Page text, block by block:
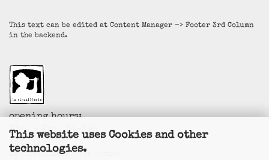
This website uses Cookies and other
technologies.
This text can be edited at Content Manager -> Footer 3rd Column
in the backend.
opening hours:
Thu. + Fri. 14-19h
Sat. 11-14h
La Vincaillerie - vin naturel